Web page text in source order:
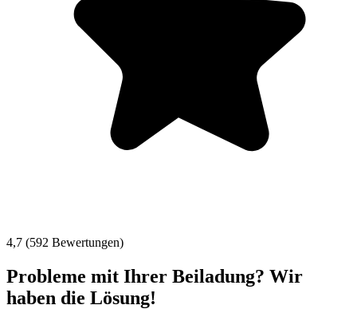
4,7 (592 Bewertungen)
Probleme mit Ihrer Beiladung? Wir
haben die Lösung!